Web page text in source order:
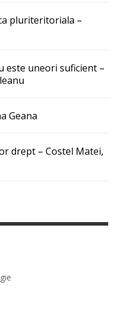
pluriteritoriala –
este uneori suficient –
Geana
drept – Costel Matei,